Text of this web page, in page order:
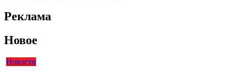
Реклама
Новое
Новости